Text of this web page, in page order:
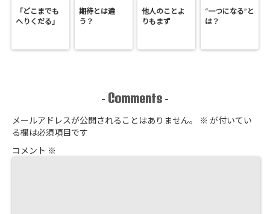
「どこまでも
へりくだる」
期待とは違
う？
他人のことよ
りもまず
“一つになる”と
は？
- Comments -
メールアドレスが公開されることはありません。 ※ が付いてい
る欄は必須項目です
コメント ※